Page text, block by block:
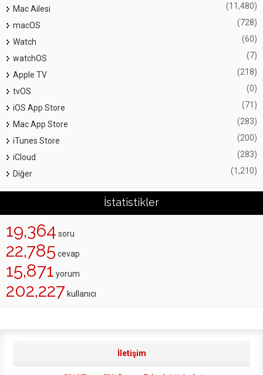
Mac Ailesi (11,480)
macOS (728)
Watch (60)
watchOS (7)
Apple TV (218)
tvOS (0)
iOS App Store (71)
Mac App Store (283)
iTunes Store (200)
iCloud (283)
Diğer (1,210)
İstatistikler
19,364 soru
22,785 cevap
15,871 yorum
202,227 kullanıcı
İletişim